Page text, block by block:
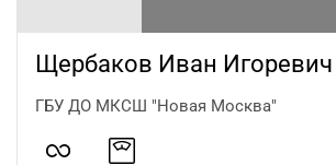
Щербаков Иван Игоревич
ГБУ ДО МКСШ "Новая Москва"